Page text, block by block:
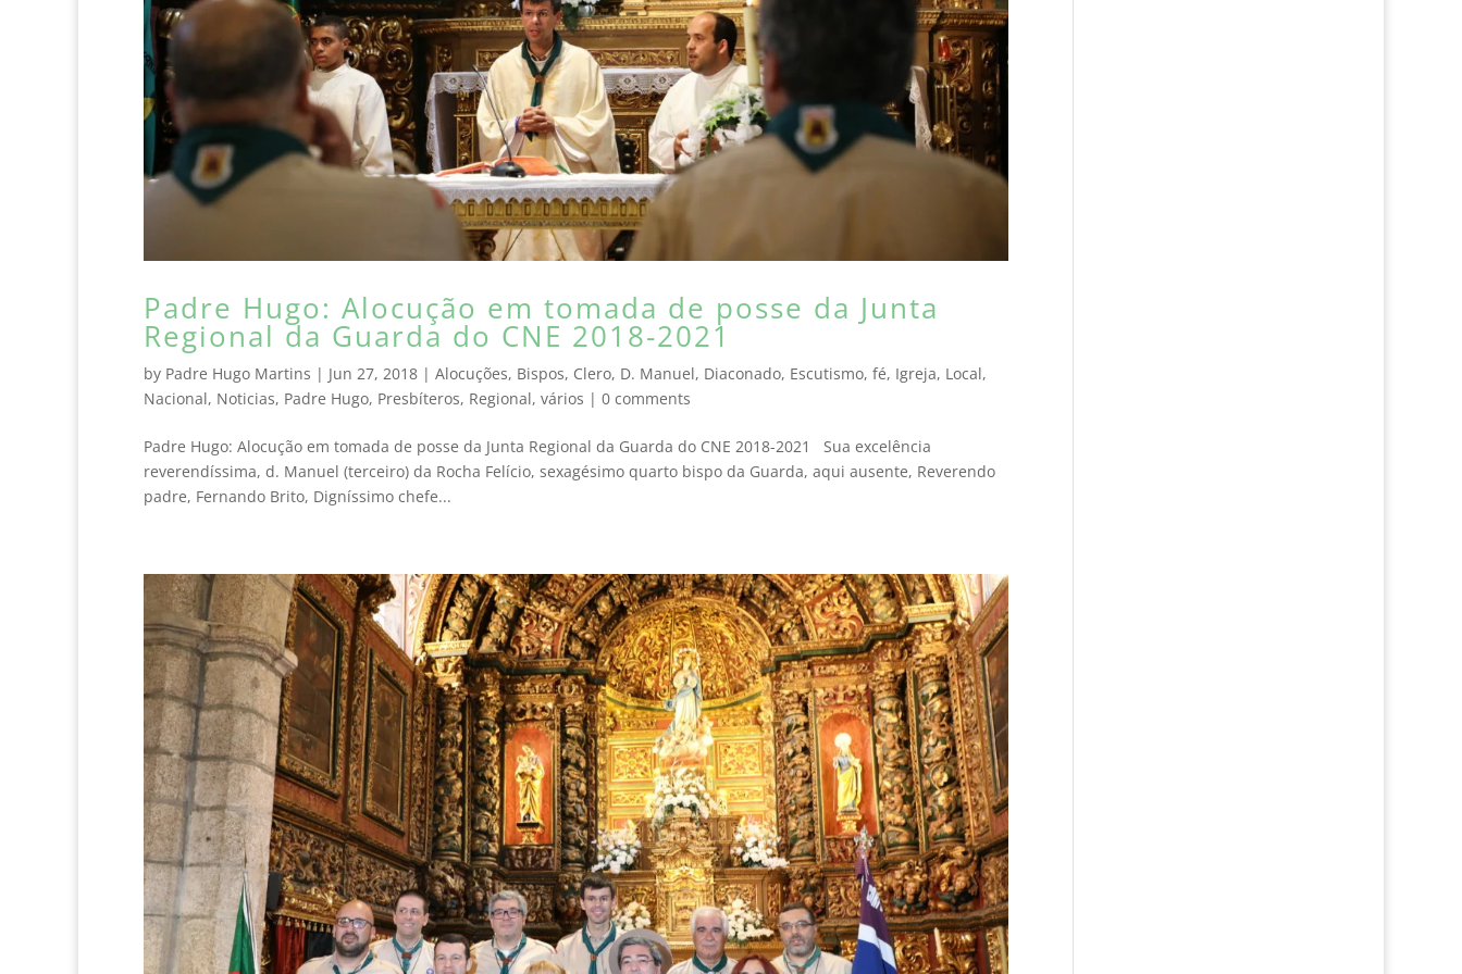
Padre Hugo: Alocução em tomada de posse da Junta
Regional da Guarda do CNE 2018-2021
by Padre Hugo Martins | Jun 27, 2018 | Alocuções, Bispos, Clero, D. Manuel, Diaconado, Escutismo, fé, Igreja, Local,
Nacional, Noticias, Padre Hugo, Presbíteros, Regional, vários | 0 comments
Padre Hugo: Alocução em tomada de posse da Junta Regional da Guarda do CNE 2018-2021 Sua excelência
reverendíssima, d. Manuel (terceiro) da Rocha Felício, sexagésimo quarto bispo da Guarda, aqui ausente, Reverendo
padre, Fernando Brito, Digníssimo chefe...